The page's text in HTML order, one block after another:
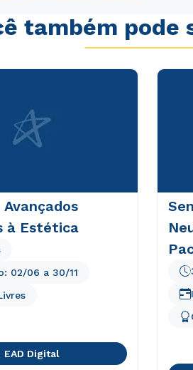
também pode
Avançados
à Estética
02/06 a 30/11
EAD Digital
WhatsApp
autorizo que meus dados sejam
envio de conteúdos da Cruzeiro do
WhatsApp
autorizo que meus dados sejam
envio de conteúdos da Cruzeiro do